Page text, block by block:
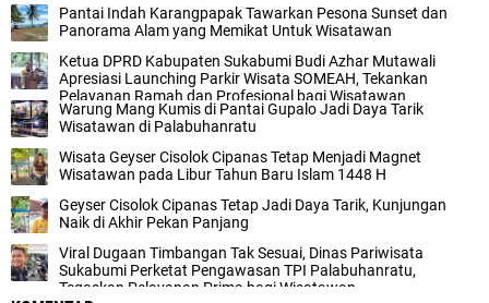
Pantai Indah Karangpapak Tawarkan Pesona Sunset dan
Panorama Alam yang Memikat Untuk Wisatawan
Ketua DPRD Kabupaten Sukabumi Budi Azhar Mutawali
Apresiasi Launching Parkir Wisata SOMEAH, Tekankan
Pelayanan Ramah dan Profesional bagi Wisatawan
Warung Mang Kumis di Pantai Gupalo Jadi Daya Tarik
Wisatawan di Palabuhanratu
Wisata Geyser Cisolok Cipanas Tetap Menjadi Magnet
Wisatawan pada Libur Tahun Baru Islam 1448 H
Geyser Cisolok Cipanas Tetap Jadi Daya Tarik, Kunjungan
Naik di Akhir Pekan Panjang
Viral Dugaan Timbangan Tak Sesuai, Dinas Pariwisata
Sukabumi Perketat Pengawasan TPI Palabuhanratu,
Tegaskan Pelayanan Prima bagi Wisatawan